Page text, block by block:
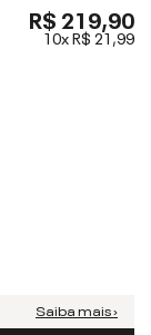
R$ 219,90
10xR$ 21,99
Saiba mais ›